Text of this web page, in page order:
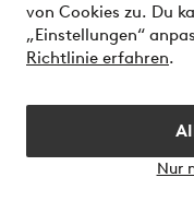
von Cookies zu. Du
„Einstellungen“
Richtlinie erfahren.
Nur